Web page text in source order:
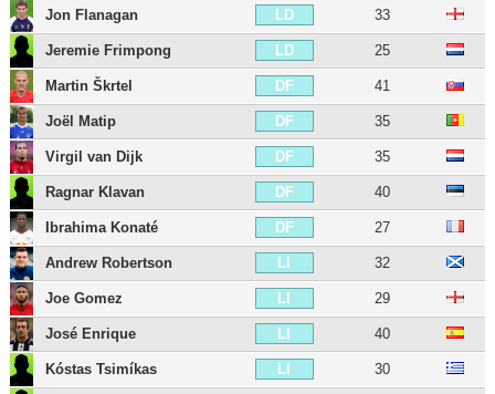
Jon Flanagan LD 33
Jeremie Frimpong LD 25
Martin Škrtel DF 41
Joël Matip DF 35
Virgil van Dijk DF 35
Ragnar Klavan DF 40
Ibrahima Konaté DF 27
Andrew Robertson LI 32
Joe Gomez LI 29
José Enrique LI 40
Kóstas Tsimíkas LI 30